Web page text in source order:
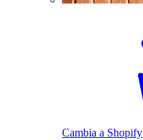
Cambia a Shopify